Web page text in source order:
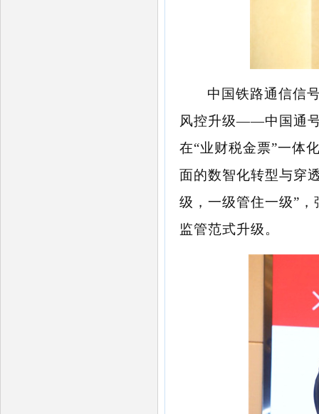
中国铁路通信信
风控升级——中国通号
在“业财税金票”一体
面的数智化转型与穿
级，一级管住一级”
监管范式升级。